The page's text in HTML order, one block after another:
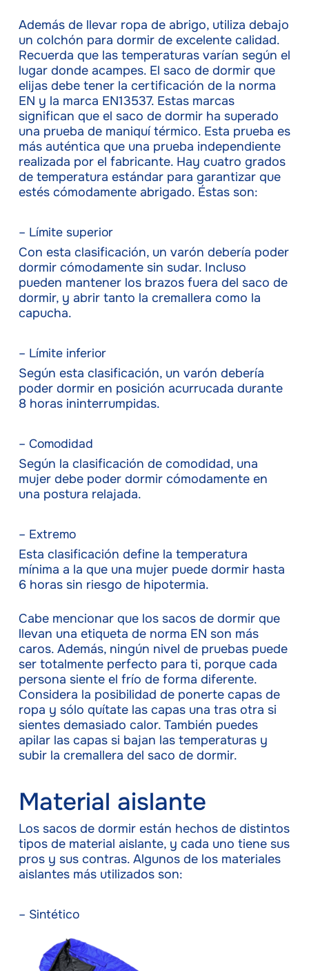
Además de llevar ropa de abrigo, utiliza debajo
un colchón para dormir de excelente calidad.
Recuerda que las temperaturas varían según el
lugar donde acampes. El saco de dormir que
elijas debe tener la certificación de la norma
EN y la marca EN13537. Estas marcas
significan que el saco de dormir ha superado
una prueba de maniquí térmico. Esta prueba es
más auténtica que una prueba independiente
realizada por el fabricante. Hay cuatro grados
de temperatura estándar para garantizar que
estés cómodamente abrigado. Éstas son:
– Límite superior
Con esta clasificación, un varón debería poder
dormir cómodamente sin sudar. Incluso
pueden mantener los brazos fuera del saco de
dormir, y abrir tanto la cremallera como la
capucha.
– Límite inferior
Según esta clasificación, un varón debería
poder dormir en posición acurrucada durante
8 horas ininterrumpidas.
– Comodidad
Según la clasificación de comodidad, una
mujer debe poder dormir cómodamente en
una postura relajada.
– Extremo
Esta clasificación define la temperatura
mínima a la que una mujer puede dormir hasta
6 horas sin riesgo de hipotermia.
Cabe mencionar que los sacos de dormir que
llevan una etiqueta de norma EN son más
caros. Además, ningún nivel de pruebas puede
ser totalmente perfecto para ti, porque cada
persona siente el frío de forma diferente.
Considera la posibilidad de ponerte capas de
ropa y sólo quítate las capas una tras otra si
sientes demasiado calor. También puedes
apilar las capas si bajan las temperaturas y
subir la cremallera del saco de dormir.
Material aislante
Los sacos de dormir están hechos de distintos
tipos de material aislante, y cada uno tiene sus
pros y sus contras. Algunos de los materiales
aislantes más utilizados son:
– Sintético